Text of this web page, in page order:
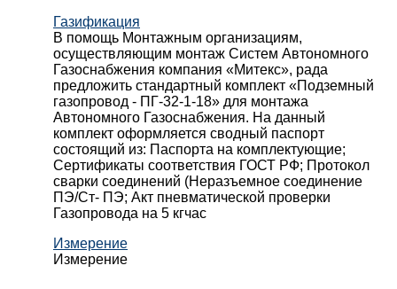
Газификация
В помощь Монтажным организациям,
осуществляющим монтаж Систем Автономного
Газоснабжения компания «Митекс», рада
предложить стандартный комплект «Подземный
газопровод - ПГ-32-1-18» для монтажа
Автономного Газоснабжения. На данный
комплект оформляется сводный паспорт
состоящий из: Паспорта на комплектующие;
Сертификаты соответствия ГОСТ РФ; Протокол
сварки соединений (Неразъемное соединение
ПЭ/Ст- ПЭ; Акт пневматической проверки
Газопровода на 5 кгчас
Измерение
Измерение